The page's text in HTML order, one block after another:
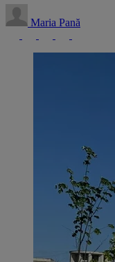
Maria Pană